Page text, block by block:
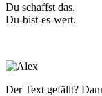
Du schaffst das.
Du-bist-es-wert.
Der Text gefällt?